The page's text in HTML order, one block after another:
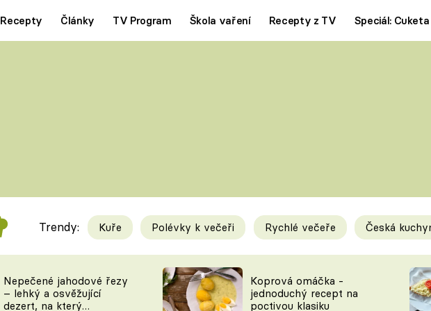
Recepty Články TV Program Škola vaření Recepty z TV Speciál: Cuketa
Videorecepty
TEĎ VAŘÍ ŠÉF!
Tipy a triky
KAM ZA JÍDLEM
Trendy: Kuře Polévky k večeři Rychlé večeře Česká
Nepečené jahodové řezy
– lehký a osvěžující
dezert, na který
Koprová omáčka -
jednoduchý recept na
poctivou klasiku